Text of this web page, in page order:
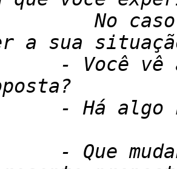
No
- Você vê
- Há algo
- Que